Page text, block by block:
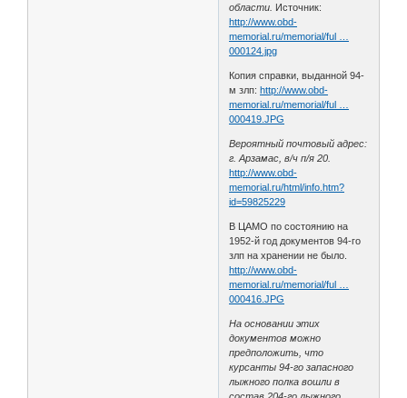
области. Источник:
http://www.obd-
memorial.ru/memorial/ful …
000124.jpg
Копия справки, выданной 94-
м злп:http://www.obd-
memorial.ru/memorial/ful …
000419.JPG
Вероятный почтовый адрес:
г. Арзамас, в/ч п/я 20.
http://www.obd-
memorial.ru/html/info.htm?
id=59825229
В ЦАМО по состоянию на
1952-й год документов 94-го
злп на хранении не было.
http://www.obd-
memorial.ru/memorial/ful …
000416.JPG
На основании этих
документов можно
предположить, что
курсанты 94-го запасного
лыжного полка вошли в